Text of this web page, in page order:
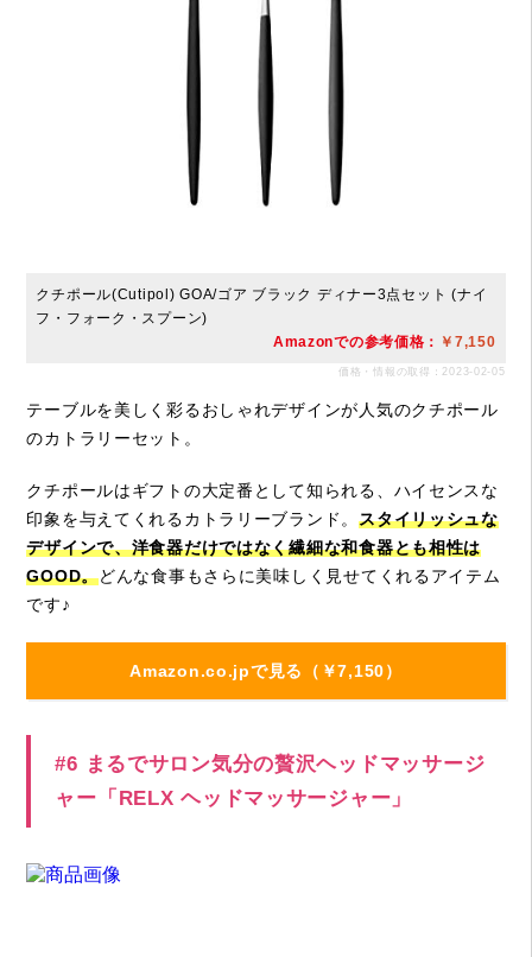
クチポール(Cutipol) GOA/ゴア ブラック ディナー3点セット (ナイ
フ・フォーク・スプーン)
Amazonでの参考価格： ￥7,150
価格・情報の取得：2023-02-05
テーブルを美しく彩るおしゃれデザインが人気のクチポール
のカトラリーセット。
クチポールはギフトの大定番として知られる、ハイセンスな
印象を与えてくれるカトラリーブランド。スタイリッシュな
デザインで、洋食器だけではなく繊細な和食器とも相性は
GOOD。どんな食事もさらに美味しく見せてくれるアイテム
です♪
Amazon.co.jpで見る（￥7,150）
#6 まるでサロン気分の贅沢ヘッドマッサージ
ャー「RELX ヘッドマッサージャー」